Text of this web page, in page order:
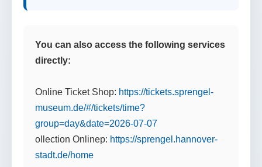
You can also access the following services
directly:
Online Ticket Shop: https://tickets.sprengel-
museum.de/#/tickets/time?
group=day&date=2026-07-07
ollection Onlinep: https://sprengel.hannover-
stadt.de/home